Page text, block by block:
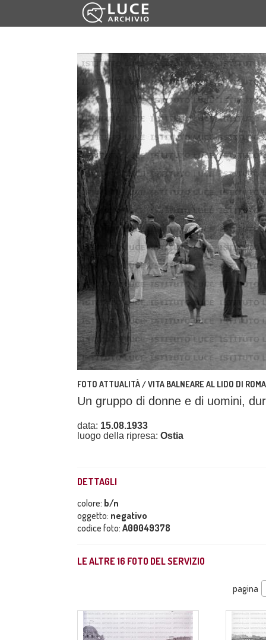
FOTO ATTUALITÀ / VITA BALNEARE AL LIDO DI
Un gruppo di donne e di uomini,
data: 15.08.1933
luogo della ripresa: Ostia
DETTAGLI
colore: b/n
oggetto: negativo
codice foto: A00049378
LE ALTRE16 FOTO DEL SERVIZIO
pagina